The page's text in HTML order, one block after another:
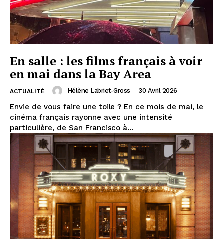
En salle : les films français à voir
en mai dans la Bay Area
ACTUALITÉ Hélène Labriet-Gross - 30 Avril 2026
Envie de vous faire une toile ? En ce mois de mai, le
cinéma français rayonne avec une intensité
particulière, de San Francisco à...